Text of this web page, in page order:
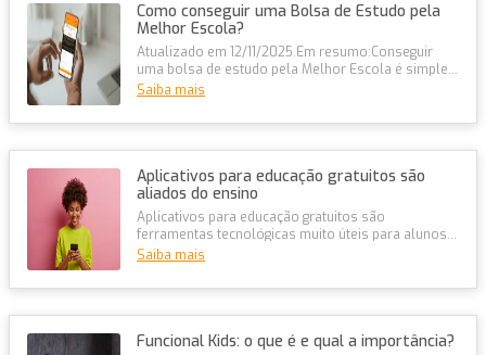
Como conseguir uma Bolsa de Estudo pela
Melhor Escola?
Atualizado em 12/11/2025.Em resumo:Conseguir
uma bolsa de estudo pela Melhor Escola é simples
e 100% online, com descontos de...
Saiba mais
Aplicativos para educação gratuitos são
aliados do ensino
Aplicativos para educação gratuitos são
ferramentas tecnológicas muito úteis para alunos e
professores. Eles contribuem para...
Saiba mais
Funcional Kids: o que é e qual a importância?